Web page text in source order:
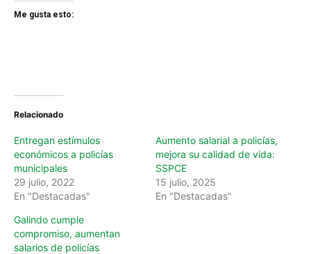
Me gusta esto:
Relacionado
Entregan estímulos
económicos a policías
municipales
29 julio, 2022
En "Destacadas"
Aumento salarial a policías,
mejora su calidad de vida:
SSPCE
15 julio, 2025
En "Destacadas"
Galindo cumple
compromiso, aumentan
salarios de policías